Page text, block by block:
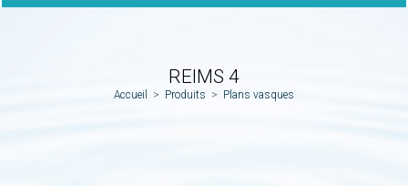
REIMS 4
Accueil > Produits > Plans vasques